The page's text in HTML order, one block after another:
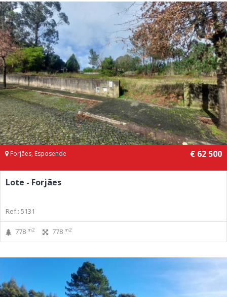
Forjães, Esposende € 62 500
Lote - Forjães
Ref.: 5131
778 m2 778 m2